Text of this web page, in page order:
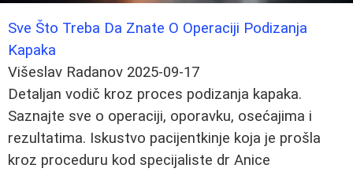
Sve Što Treba Da Znate O Operaciji Podizanja
Kapaka
Višeslav Radanov 2025-09-17
Detaljan vodič kroz proces podizanja kapaka.
Saznajte sve o operaciji, oporavku, osećajima i
rezultatima. Iskustvo pacijentkinje koja je prošla
kroz proceduru kod specijaliste dr Anice